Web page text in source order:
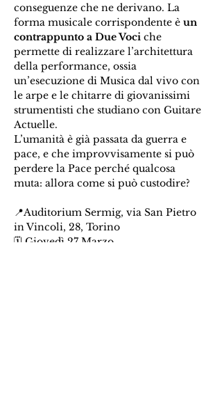
conseguenze che ne derivano. La
forma musicale corrispondente è un
contrappunto a Due Voci che
permette di realizzare l’architettura
della performance, ossia
un’esecuzione di Musica dal vivo con
le arpe e le chitarre di giovanissimi
strumentisti che studiano con Guitare
Actuelle.
L’umanità è già passata da guerra e
pace, e che improvvisamente si può
perdere la Pace perché qualcosa
muta: allora come si può custodire?
📍Auditorium Sermig, via San Pietro
in Vincoli, 28, Torino
🗓 Giovedì 27 Marzo